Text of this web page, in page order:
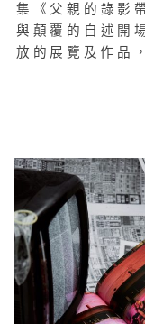
集《父親的錄影
與顛覆的自述開
放的展覽及作品